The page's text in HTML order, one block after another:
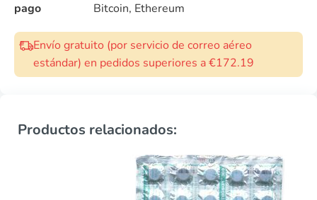
pago
Bitcoin, Ethereum
Envío gratuito (por servicio de correo aéreo
estándar) en pedidos superiores a €172.19
Productos relacionados: